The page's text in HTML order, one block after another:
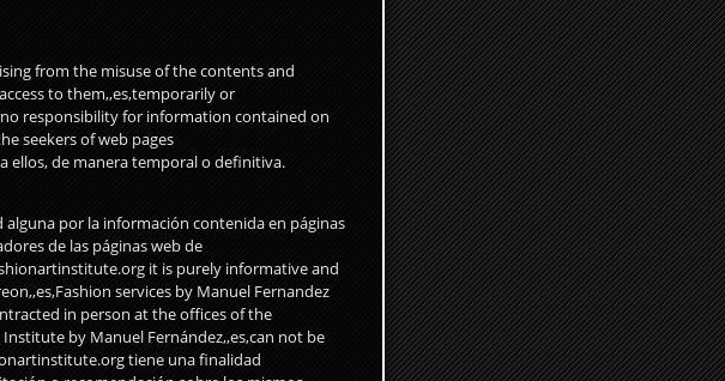
from the misuse of the contents and
to them,,es,temporarily or
responsibility for information contained on
seekers of web pages
ellos, de manera temporal o definitiva.
por la información contenida en páginas
de las páginas web de
it is purely informative and
services by Manuel Fernandez
in person at the offices of the
by Manuel Fernández,,es,can not be
tiene una finalidad